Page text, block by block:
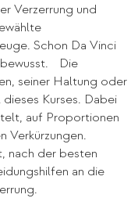
Verzerrung und
Schon Da Vinci
bewusst. Die
seiner Haltung oder
Kurses. Dabei
auf Proportionen
Verkürzungen.
nach der besten
an die